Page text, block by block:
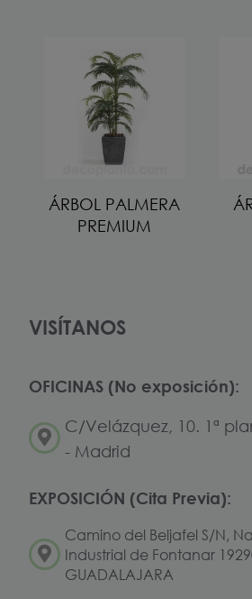
ÁRBOL PALMERA
PREMIUM
VISÍTANOS
OFICINAS (No exposición):
C/Velázquez, 10. 1ª
- Madrid
EXPOSICIÓN (Cita Previa):
Camino del Beljafel S/N,
Industrial de Fontanar
GUADALAJARA